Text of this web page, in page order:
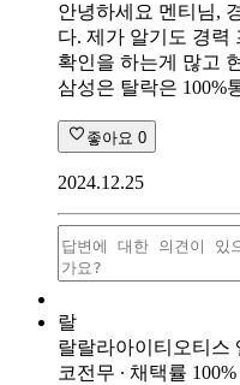
안녕하세요 멘티님,
다. 제가 알기도 경력
확인을 하는게 많고
삼성은 탈락은 100%
좋아요 0
2024.12.25
랄
랄랄라아이티 오티스
코전무 ∙ 채택률 100%